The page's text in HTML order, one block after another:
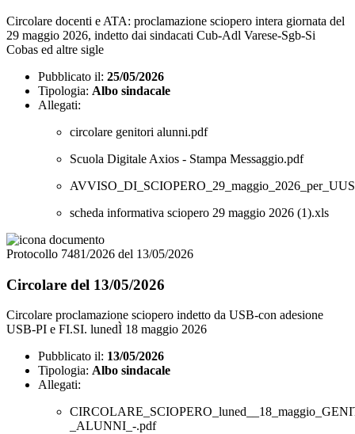
Circolare docenti e ATA: proclamazione sciopero intera giornata del
29 maggio 2026, indetto dai sindacati Cub-Adl Varese-Sgb-Si
Cobas ed altre sigle
Pubblicato il: 25/05/2026
Tipologia: Albo sindacale
Allegati:
circolare genitori alunni.pdf
Scuola Digitale Axios - Stampa Messaggio.pdf
scheda informativa sciopero 29 maggio 2026 (1).xls
Protocollo 7481/2026 del 13/05/2026
Circolare del 13/05/2026
Circolare proclamazione sciopero indetto da USB-con adesione
USB-PI e FI.SI. lunedÌ 18 maggio 2026
Pubblicato il: 13/05/2026
Tipologia: Albo sindacale
Allegati:
_ALUNNI_-.pdf